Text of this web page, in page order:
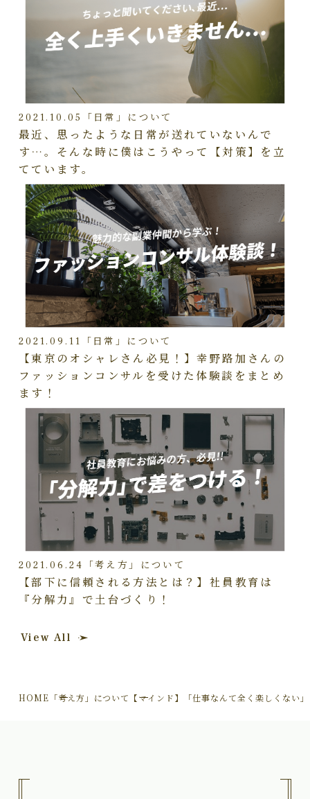
2021.10.05 「日常」について
最近、思ったような日常が送れていないんで
す…。そんな時に僕はこうやって【対策】を立
てています。
2021.09.11 「日常」について
【東京のオシャレさん必見！】幸野路加さんの
ファッションコンサルを受けた体験談をまとめ
ます！
2021.06.24 「考え方」について
【部下に信頼される方法とは？】社員教育は
『分解力』で土台づくり！
View All
HOME 「考え方」について 【マインド】「仕事なんて全く楽しくない